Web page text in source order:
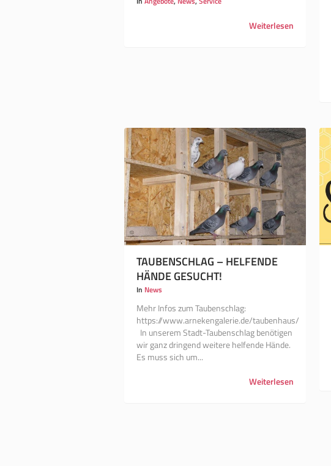
Weiterlesen
TAUBENSCHLAG – HELFENDE
HÄNDE GESUCHT!
In News
Mehr Infos zum Taubenschlag:
https://www.arnekengalerie.de/taubenhaus/
In unserem Stadt-Taubenschlag benötigen
wir ganz dringend weitere helfende Hände.
Es muss sich um...
Weiterlesen